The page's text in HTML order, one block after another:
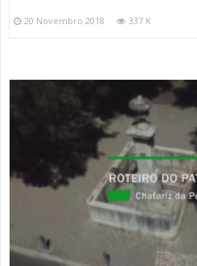
20 Novembro 2018 337 K